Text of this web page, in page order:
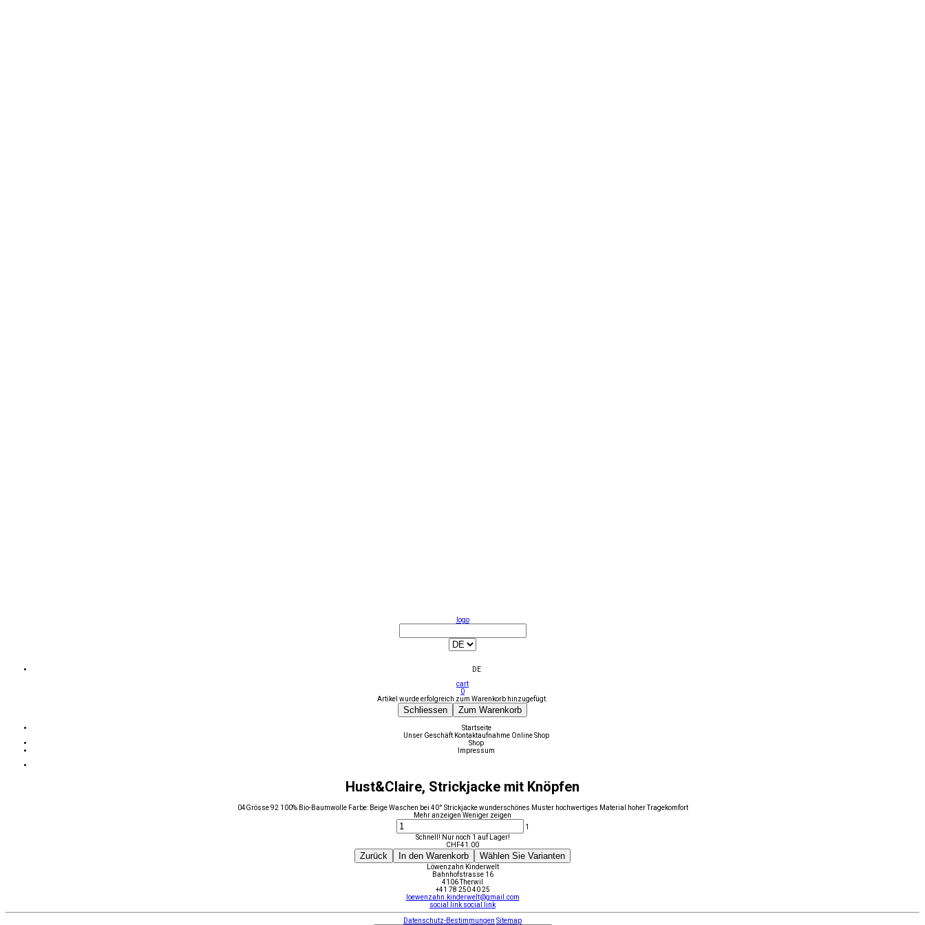
logo
DE
cart
0
Artikel wurde erfolgreich zum Warenkorb hinzugefügt.
Schliessen Zum Warenkorb
Startseite
Unser Geschäft Kontaktaufnahme Online Shop
Shop
Impressum
Hust&Claire, Strickjacke mit Knöpfen
04Grösse 92 100% Bio-Baumwolle Farbe: Beige Waschen bei 40° Strickjacke wunderschönes Muster hochwertiges Material hoher Tragekomfort
Mehr anzeigen Weniger zeigen
1
Schnell! Nur noch 1 auf Lager!
CHF41.00
Zurück In den Warenkorb Wählen Sie Varianten
Löwenzahn Kinderwelt
Bahnhofstrasse 16
4106 Therwil
+41 78 250 40 25
loewenzahn.kinderwelt@gmail.com
social link social link
Datenschutz-Bestimmungen Sitemap